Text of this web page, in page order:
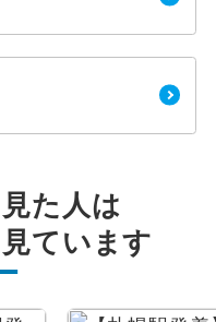
た人は
ています